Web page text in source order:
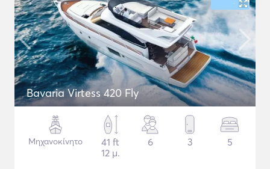
Bavaria Virtess 420 Fly
Μηχανοκίνητο
41 ft
12 μ.
6 3 5